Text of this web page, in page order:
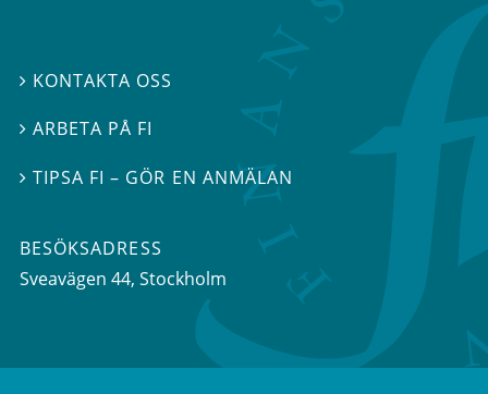
 KONTAKTA OSS
ARBETA PÅ FI
TIPSA FI – GÖR EN ANMÄLAN
BESÖKSADRESS
Sveavägen 44, Stockholm